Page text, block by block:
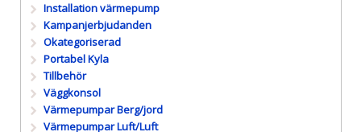
Installation värmepump
Kampanjerbjudanden
Okategoriserad
Portabel Kyla
Tillbehör
Väggkonsol
Värmepumpar Berg/jord
Värmepumpar Luft/Luft